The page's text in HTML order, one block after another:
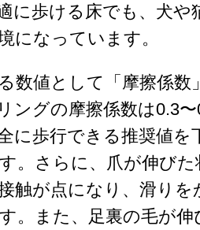
に歩ける床でも、犬や
になっています。
数値として「摩擦係数
ングの摩擦係数は0.3
に歩行できる推奨値を
。さらに、爪が伸び
触が点になり、滑り
。また、足裏の毛が